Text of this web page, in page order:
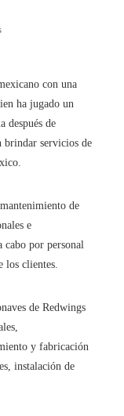
con una
ha jugado un
después de
brindar servicios de
de
e
cabo por personal
los clientes.
de Redwings
y fabricación
instalación de